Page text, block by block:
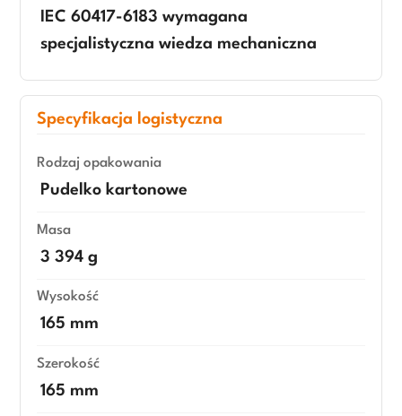
IEC 60417-6183 wymagana
specjalistyczna wiedza mechaniczna
Specyfikacja logistyczna
Rodzaj opakowania
Pudelko kartonowe
Masa
3 394 g
Wysokość
165 mm
Szerokość
165 mm